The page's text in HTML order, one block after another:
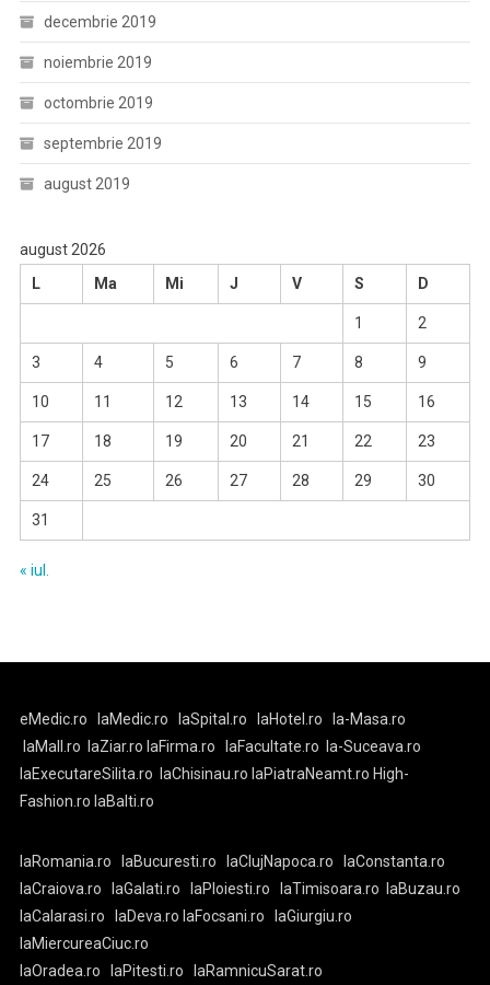
decembrie 2019
noiembrie 2019
octombrie 2019
septembrie 2019
august 2019
august 2026
L
Ma Mi J V S D
1 2
3 4 5 6 7 8 9
10 11 12 13 14 15 16
17 18 19 20 21 22 23
24 25 26 27 28 29 30
31
« iul.
eMedic.ro laMedic.ro laSpital.ro laHotel.ro
la-Masa.ro
laMall.ro
laZiar.ro laFirma.ro laFacultate.ro
la-Suceava.ro
laExecutareSilita.ro
laChisinau.ro laPiatraNeamt.ro High-
Fashion.ro laBalti.ro
laRomania.ro laBucuresti.ro laClujNapoca.ro
laConstanta.ro
laCraiova.ro
laGalati.ro laPloiesti.ro laTimisoara.ro
laBuzau.ro
laCalarasi.ro
laDeva.ro laFocsani.ro
laGiurgiu.ro
laMiercureaCiuc.ro
laOradea.ro
laPitesti.ro laRamnicuSarat.ro